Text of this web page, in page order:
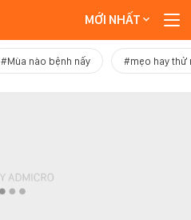
MỚI NHẤT
#Mùa nào bệnh nấy #mẹo hay thử